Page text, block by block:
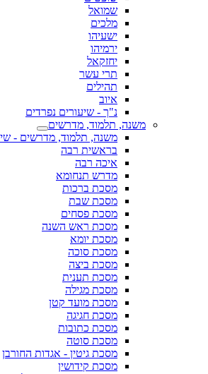
שמואל
מלכים
ישעיהו
ירמיהו
יחזקאל
תרי עשר
תהילים
איוב
נ"ך - שיעורים נפרדים
משנה, תלמוד, מדרשים
משנה, תלמוד, מדרשים -
בראשית רבה
איכה רבה
מדרש תנחומא
מסכת ברכות
מסכת שבת
מסכת פסחים
מסכת ראש השנה
מסכת יומא
מסכת סוכה
מסכת ביצה
מסכת תענית
מסכת מגילה
מסכת מועד קטן
מסכת חגיגה
מסכת כתובות
מסכת סוטה
מסכת גיטין - אגדות החורבן
מסכת קידושין